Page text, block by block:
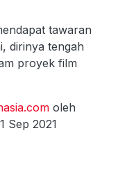
tawaran
dirinya tengah
proyek film
oleh
Sep 2021